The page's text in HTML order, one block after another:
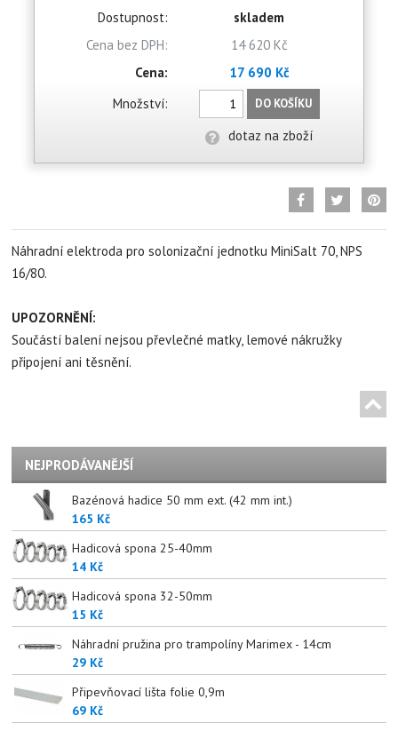
Dostupnost:
skladem
Cena bez DPH:
14 620 Kč
Cena:
17 690 Kč
Množství:
DO KOŠÍKU
dotaz na zboží
Náhradní elektroda pro solonizační jednotku MiniSalt 70, NPS
16/80.
UPOZORNĚNÍ:
Součástí balení nejsou převlečné matky, lemové nákružky
připojení ani těsnění.
NEJPRODÁVANĚJŠÍ
Bazénová hadice 50 mm ext. (42 mm int.)
165 Kč
Hadicová spona 25-40mm
14 Kč
Hadicová spona 32-50mm
15 Kč
Náhradní pružina pro trampolíny Marimex - 14cm
29 Kč
Připevňovací lišta folie 0,9m
69 Kč